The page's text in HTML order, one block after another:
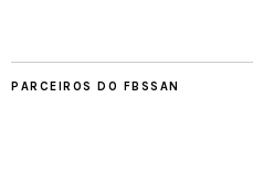
PARCEIROS DO FBSSAN